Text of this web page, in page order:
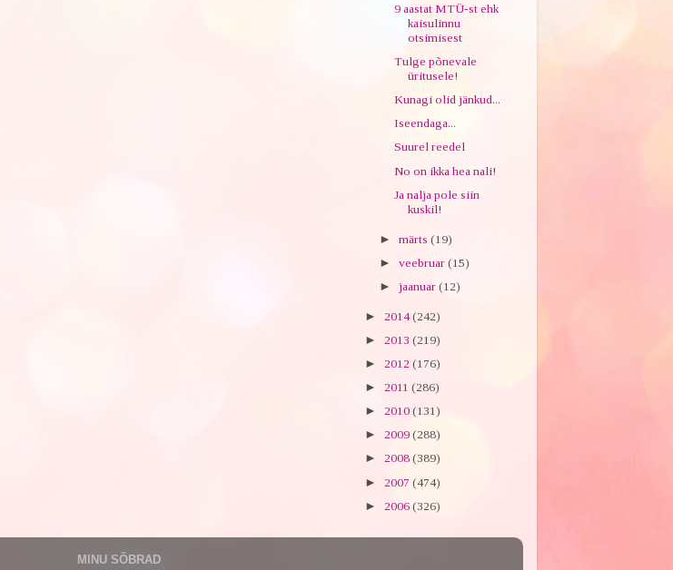
9 aastat MTÜ-st ehk
kaisulinnu
otsimisest
Tulge põnevale
üritusele!
Kunagi olid jänkud...
Iseendaga...
Suurel reedel
No on ikka hea nali!
Ja nalja pole siin
kuskil!
► märts (19)
► veebruar (15)
► jaanuar (12)
► 2014(242)
► 2013 (219)
► 2012 (176)
► 2011 (286)
► 2010 (131)
► 2009 (288)
► 2008 (389)
► 2007 (474)
► 2006 (326)
MINU SÕBRAD